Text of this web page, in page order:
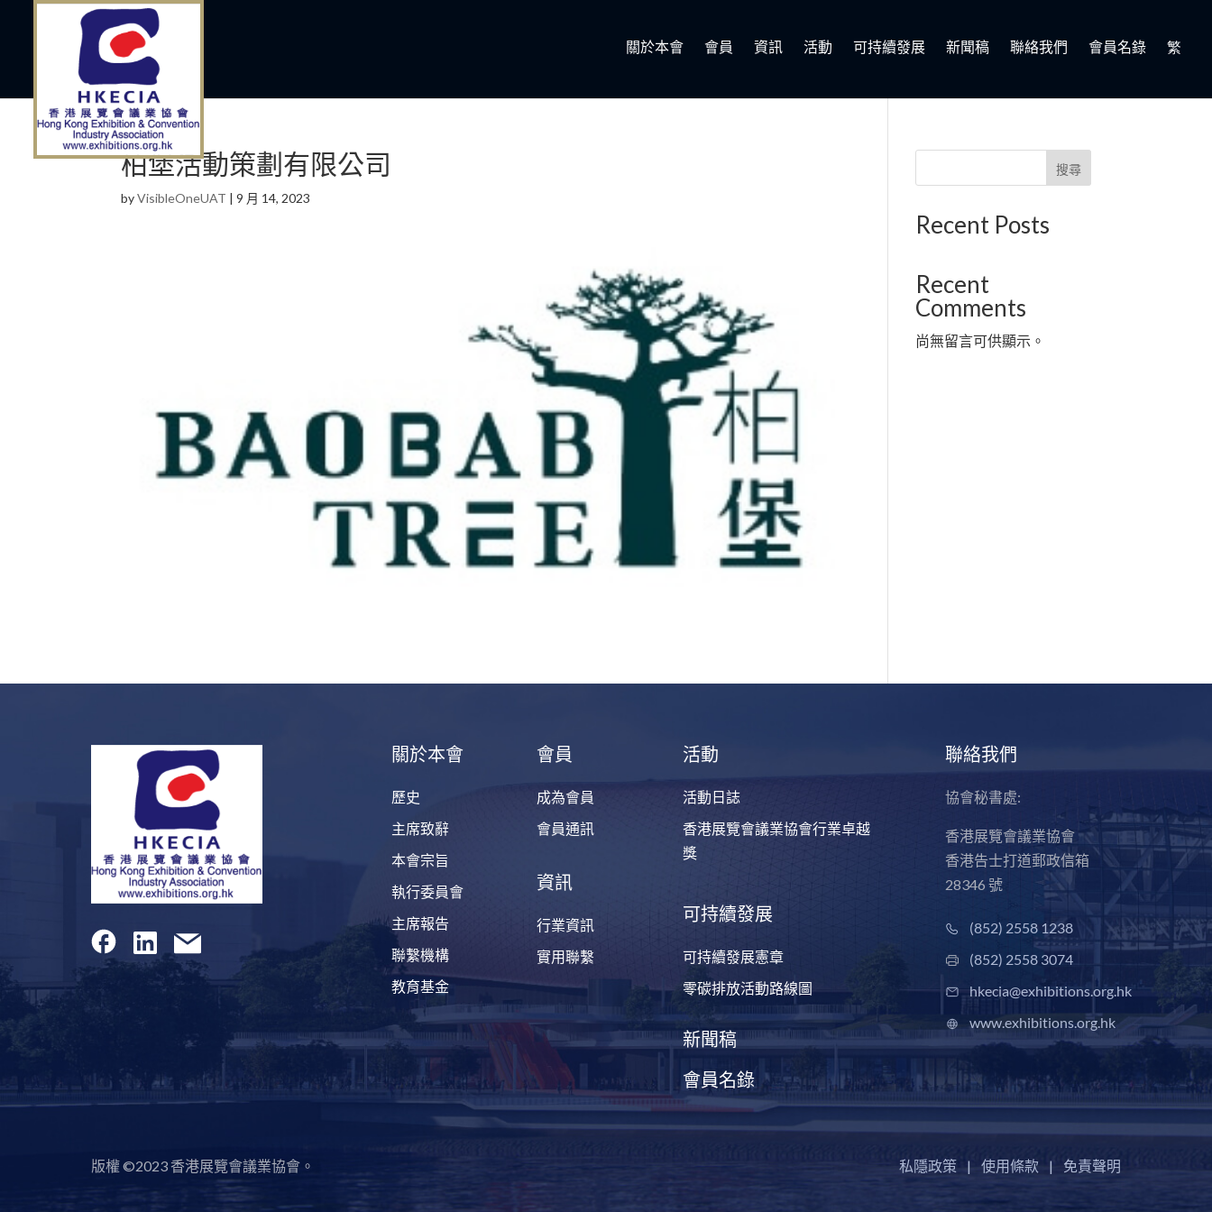
關於本會 會員 資訊 活動 可持續發展 新聞稿 聯絡我們 會員名錄 繁
柏堡活動策劃有限公司
byVisibleOneUAT |9 月 14, 2023
搜尋
Recent Posts
Recent
Comments
尚無留言可供顯示。
關於本會
歷史
主席致辭
本會宗旨
執行委員會
主席報告
聯繫機構
教育基金
會員
成為會員
會員通訊
資訊
行業資訊
實用聯繫
活動
活動日誌
香港展覽會議業協會行業卓越
獎
可持續發展
可持續發展憲章
零碳排放活動路線圖
新聞稿
會員名錄
聯絡我們
協會秘書處:
香港展覽會議業協會
香港告士打道郵政信箱
28346 號
(852) 2558 1238
(852) 2558 3074
hkecia@exhibitions.org.hk
www.exhibitions.org.hk
版權 ©2023 香港展覽會議業協會。 私隱政策 | 使用條款 | 免責聲明